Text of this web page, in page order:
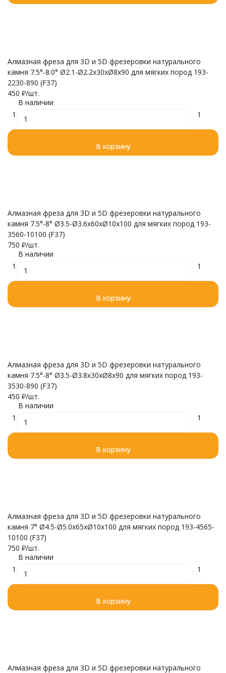
Алмазная фреза для 3D и 5D фрезеровки натурального
камня 7.5°-8.0° Ø2.1-Ø2.2x30xØ8x90 для мягких пород 193-
2230-890 (F37)
450 ₽/шт.
В наличии
1
1
В корзину
Алмазная фреза для 3D и 5D фрезеровки натурального
камня 7.5°-8° Ø3.5-Ø3.6x60xØ10x100 для мягких пород 193-
3560-10100 (F37)
750 ₽/шт.
В наличии
1
1
В корзину
Алмазная фреза для 3D и 5D фрезеровки натурального
камня 7.5°-8° Ø3.5-Ø3.8x30xØ8x90 для мягких пород 193-
3530-890 (F37)
450 ₽/шт.
В наличии
1
1
В корзину
Алмазная фреза для 3D и 5D фрезеровки натурального
камня 7° Ø4.5-Ø5.0x65xØ10x100 для мягких пород 193-4565-
10100 (F37)
750 ₽/шт.
В наличии
1
1
В корзину
Алмазная фреза для 3D и 5D фрезеровки натурального